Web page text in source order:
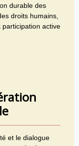
durable des
droits humains,
participation active
et le dialogue